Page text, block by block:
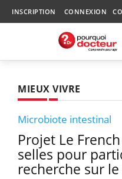
INSCRIPTION CONNEXION
MIEUX VIVRE
Microbiote intestinal
Projet Le
selles pour
recherche sur